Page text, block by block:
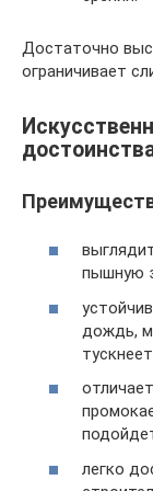
Достаточно
ограничивает
пышную
дождь,
легко